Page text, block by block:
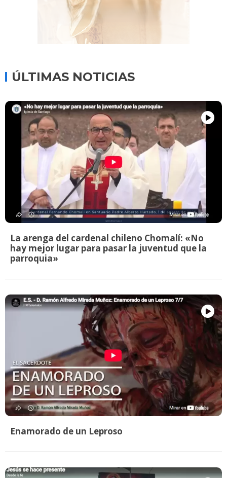
ÚLTIMAS NOTICIAS
La arenga del cardenal chileno Chomalí: «No
hay mejor lugar para pasar la juventud que la
parroquia»
Enamorado de un Leproso